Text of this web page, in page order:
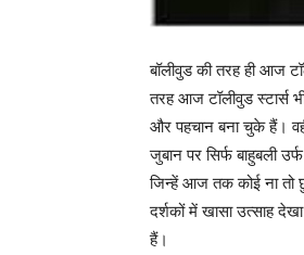
बॉलीवुड की तरह ही आज
तरह आज टॉलीवुड स्टार्स
और पहचान बना चुके हैं।
जुबान पर सिर्फ बाहुबली
जिन्हें आज तक कोई ना तो
दर्शकों में खासा उत्साह
हैं।